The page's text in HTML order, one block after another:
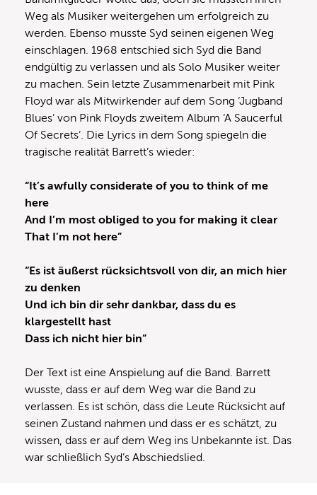
Weg als Musiker weitergehen um erfolgreich zu
werden. Ebenso musste Syd seinen eigenen Weg
einschlagen. 1968 entschied sich Syd die Band
endgültig zu verlassen und als Solo Musiker weiter
zu machen. Sein letzte Zusammenarbeit mit Pink
Floyd war als Mitwirkender auf dem Song ‘Jugband
Blues’ von Pink Floyds zweitem Album ‘A Saucerful
Of Secrets’. Die Lyrics in dem Song spiegeln die
tragische realität Barrett’s wieder:
“It’s awfully considerate of you to think of me
here
And I’m most obliged to you for making it clear
That I’m not here”
“Es ist äußerst rücksichtsvoll von dir, an mich hier
zu denken
Und ich bin dir sehr dankbar, dass du es
klargestellt hast
Dass ich nicht hier bin”
Der Text ist eine Anspielung auf die Band. Barrett
wusste, dass er auf dem Weg war die Band zu
verlassen. Es ist schön, dass die Leute Rücksicht auf
seinen Zustand nahmen und dass er es schätzt, zu
wissen, dass er auf dem Weg ins Unbekannte ist. Das
war schließlich Syd’s Abschiedslied.